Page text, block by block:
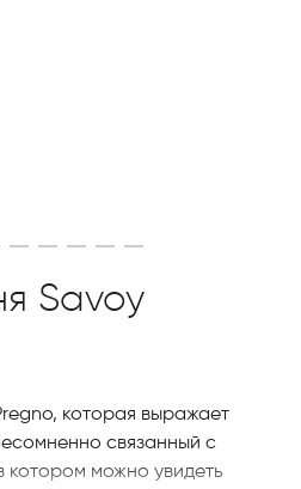
Savoy
которая выражает
связанный с
котором можно увидеть